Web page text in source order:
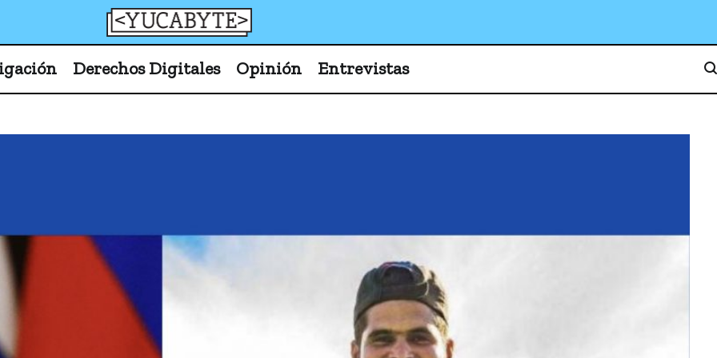
YucaByte
Derechos Digitales Opinión Entrevistas